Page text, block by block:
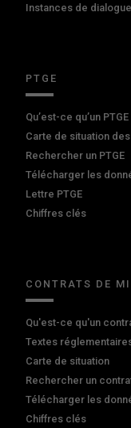
Instances de
PTGE
Qu’est-ce qu’un PTGE
Carte de situation des
Rechercher un PTGE
Télécharger les
Lettre PTGE
Chiffres clés
CONTRATS DE
Qu'est-ce qu'un
Textes
Carte de situation
Rechercher un
Télécharger les
Chiffres clés